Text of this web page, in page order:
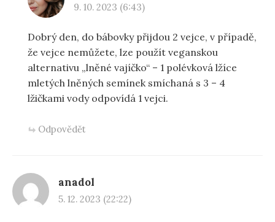
9. 10. 2023 (6:43)
Dobrý den, do bábovky přijdou 2 vejce, v případě,
že vejce nemůžete, lze použít veganskou
alternativu „lněné vajíčko“ – 1 polévková lžíce
mletých lněných semínek smíchaná s 3 – 4
lžičkami vody odpovídá 1 vejci.
Odpovědět
anadol
5. 12. 2023 (22:22)